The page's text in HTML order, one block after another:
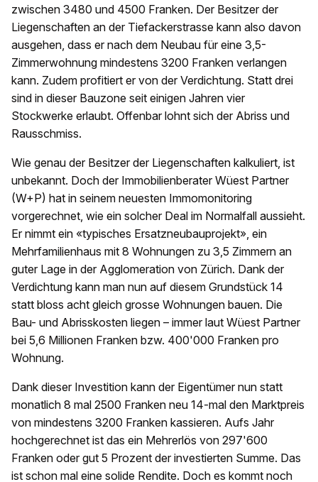
zwischen 3480 und 4500 Franken. Der Besitzer der
Liegenschaften an der Tiefackerstrasse kann also davon
ausgehen, dass er nach dem Neubau für eine 3,5-
Zimmerwohnung mindestens 3200 Franken verlangen
kann. Zudem profitiert er von der Verdichtung. Statt drei
sind in dieser Bauzone seit einigen Jahren vier
Stockwerke erlaubt. Offenbar lohnt sich der Abriss und
Rausschmiss.
Wie genau der Besitzer der Liegenschaften kalkuliert, ist
unbekannt. Doch der Immobilienberater Wüest Partner
(W+P) hat in seinem neuesten Immomonitoring
vorgerechnet, wie ein solcher Deal im Normalfall aussieht.
Er nimmt ein «typisches Ersatzneubauprojekt», ein
Mehrfamilienhaus mit 8 Wohnungen zu 3,5 Zimmern an
guter Lage in der Agglomeration von Zürich. Dank der
Verdichtung kann man nun auf diesem Grundstück 14
statt bloss acht gleich grosse Wohnungen bauen. Die
Bau- und Abrisskosten liegen – immer laut Wüest Partner
bei 5,6 Millionen Franken bzw. 400'000 Franken pro
Wohnung.
Dank dieser Investition kann der Eigentümer nun statt
monatlich 8 mal 2500 Franken neu 14-mal den Marktpreis
von mindestens 3200 Franken kassieren. Aufs Jahr
hochgerechnet ist das ein Mehrerlös von 297'600
Franken oder gut 5 Prozent der investierten Summe. Das
ist schon mal eine solide Rendite. Doch es kommt noch